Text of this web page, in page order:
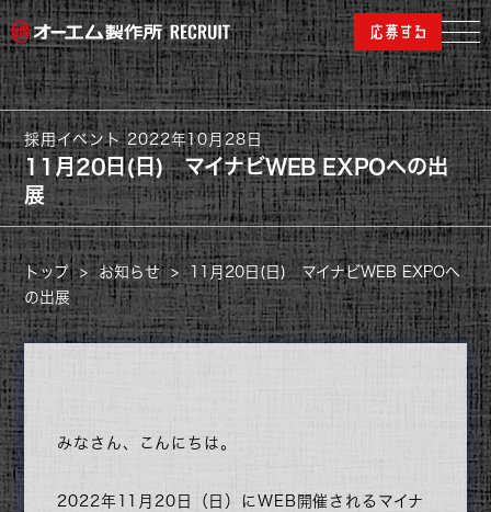
採用イベント 2022年10月28日
11月20日(日) マイナビWEB EXPOへの出
展
トップ > お知らせ >
11月20日(日) マイナビWEB EXPOへ
の出展
みなさん、こんにちは。
2022年11月20日（日）にWEB開催されるマイナ